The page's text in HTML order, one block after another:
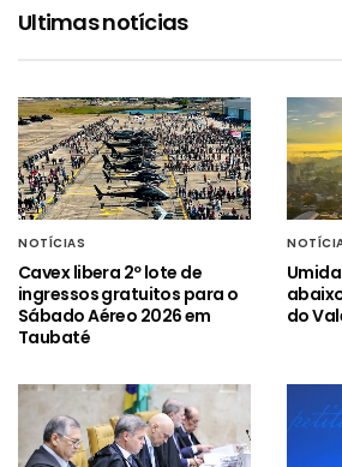
Ultimas notícias
NOTÍCIAS
Cavex libera 2º lote de
ingressos gratuitos para o
Sábado Aéreo 2026 em
Taubaté
do